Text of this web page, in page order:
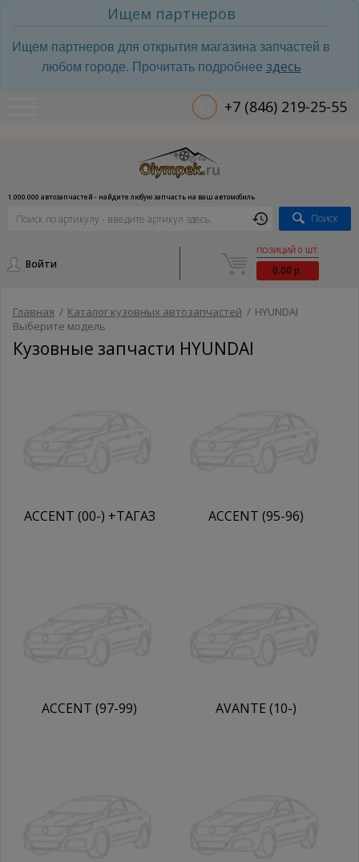
Ищем партнеров
Ищем партнеров для открытия магазина запчастей в
любом городе. Прочитать подробнее здесь
+7 (846) 219-25-55
1.000.000 автозапчастей - найдите любую запчасть на ваш автомобиль
Поиск
Войти
ПОЗИЦИЙ 0 ШТ.
0.00 р.
Главная / Каталог кузовных автозапчастей / HYUNDAI
Выберите модель
Кузовные запчасти HYUNDAI
ACCENT (00-) +ТАГАЗ ACCENT (95-96)
ACCENT (97-99) AVANTE (10-)